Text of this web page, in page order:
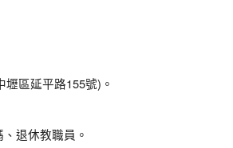
區延平路155號)。
退休教職員。